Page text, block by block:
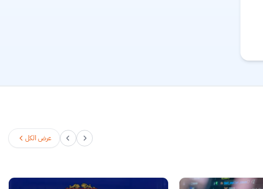
عرض الكل